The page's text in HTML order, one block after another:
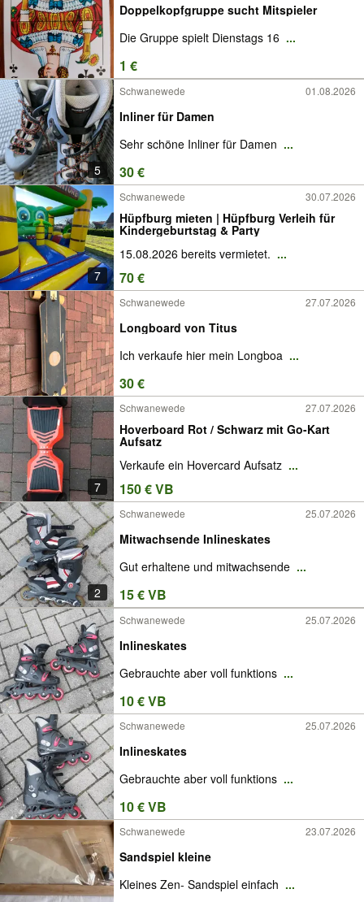
Doppelkopfgruppe sucht Mitspieler
Die Gruppe spielt Dienstags 16 ...
1 €
5
Schwanewede 01.08.2026
Inliner für Damen
Sehr schöne Inliner für Damen ...
30 €
7
Schwanewede 30.07.2026
Hüpfburg mieten | Hüpfburg Verleih für
Kindergeburtstag & Party
15.08.2026 bereits vermietet. ...
70 €
Schwanewede 27.07.2026
Longboard von Titus
Ich verkaufe hier mein Longboa ...
30 €
7
Schwanewede 27.07.2026
Hoverboard Rot / Schwarz mit Go-Kart
Aufsatz
Verkaufe ein Hovercard Aufsatz ...
150 € VB
2
Schwanewede 25.07.2026
Mitwachsende Inlineskates
Gut erhaltene und mitwachsende ...
15 € VB
Schwanewede 25.07.2026
Inlineskates
Gebrauchte aber voll funktions ...
10 € VB
Schwanewede 25.07.2026
Inlineskates
Gebrauchte aber voll funktions ...
10 € VB
Schwanewede 23.07.2026
Sandspiel kleine
Kleines Zen- Sandspiel einfach ...